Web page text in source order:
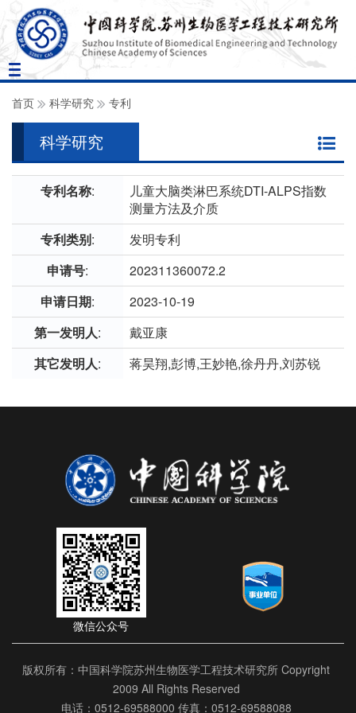
Toggle
navigation
首页 科学研究 专利
科学研究
专利名称:
儿童大脑类淋巴系统DTI-ALPS指数
测量方法及介质
专利类别:
发明专利
申请号:
202311360072.2
申请日期:
2023-10-19
第一发明人:
戴亚康
其它发明人: 蒋昊翔,彭博,王妙艳,徐丹丹,刘苏锐
微信公众号
版权所有：中国科学院苏州生物医学工程技术研究所 Copyright
2009 All Rights Reserved
电话：0512-69588000 传真：0512-69588088